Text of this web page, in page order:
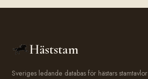
Häststam
Sveriges ledande databas för hästars stamtavlor